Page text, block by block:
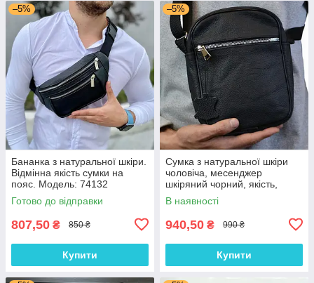
–5%
Бананка з натуральної шкіри.
Відмінна якість сумки на
пояс. Модель: 74132
Готово до відправки
807,50 ₴ 850 ₴
Купити
–5%
Сумка з натуральної шкіри
чоловіча, месенджер
шкіряний чорний, якість,
чоловіча сумка через плече
В наявності
940,50 ₴ 990 ₴
Купити